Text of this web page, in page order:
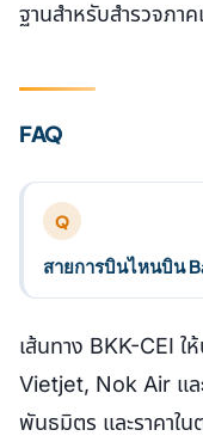
ฐานสำหรับสำรวจภา
FAQ
Q
สายการบินไหนบิน
เส้นทาง BKK-CEI
Vietjet, Nok Air แล
พันธมิตร และราคาใน